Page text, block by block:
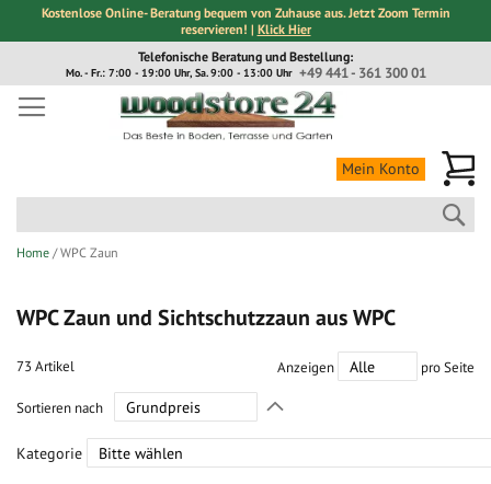
Kostenlose Online- Beratung bequem von Zuhause aus. Jetzt Zoom Termin
reservieren! | Klick Hier
Inhalt
Telefonische Beratung und Bestellung:
+49 441 - 361 300 01
Mo. - Fr.: 7:00 - 19:00 Uhr, Sa. 9:00 - 13:00 Uhr
Mein Konto
Home WPC Zaun
WPC Zaun und Sichtschutzzaun aus WPC
73 Artikel Anzeigen pro Seite
Sortieren nach
Richtung
Kategorie